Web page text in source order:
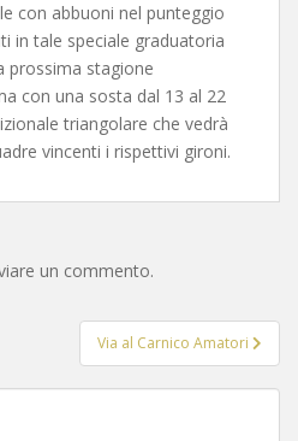
con abbuoni nel punteggio
in tale speciale graduatoria
prossima stagione
con una sosta dal 13 al 22
triangolare che vedrà
vincenti i rispettivi gironi.
un commento.
Via al Carnico Amatori